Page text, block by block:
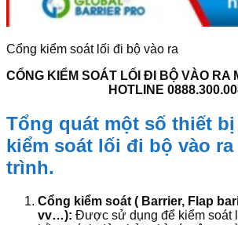
Cổng kiểm soát lối đi bộ vào ra
CỔNG KIỂM SOÁT LỐI ĐI BỘ VÀO RA
HOTLINE
Tổng quát một số thiết bị
kiểm soát lối đi bộ vào
trình.
Cổng kiểm soát ( Barrier, Flap
vv…): Được sử dụng để kiểm soát